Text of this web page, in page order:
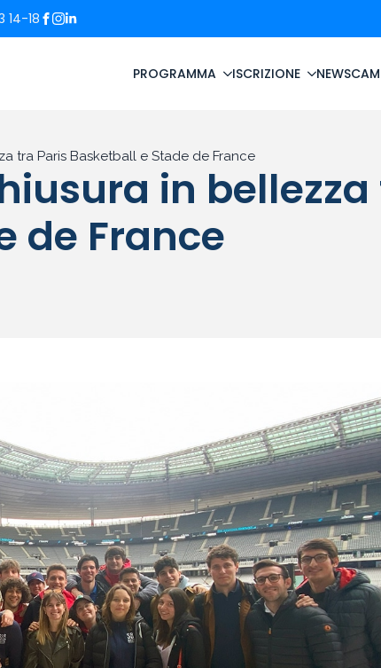
14-18
PROGRAMMA ISCRIZIONE NEWS
tra Paris Basketball e Stade de France
in
de France